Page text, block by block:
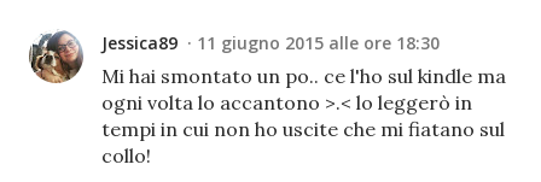
Jessica89 11 giugno 2015 alle ore 18:30
Mi hai smontato un po.. ce l'ho sul kindle ma
ogni volta lo accantono >.< lo leggerò in
tempi in cui non ho uscite che mi fiatano sul
collo!